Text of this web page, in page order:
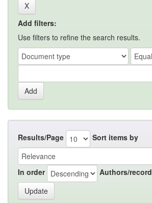
Add filters:
Use filters to refine the search results.
Results/Page Sort items by
In order Authors/record